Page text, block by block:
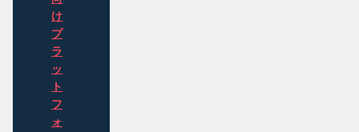
け
プ
ラ
ッ
ト
フ
ォ